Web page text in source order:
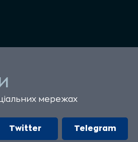
мережах
Twitter Telegram